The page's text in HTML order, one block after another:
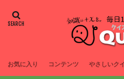
お気に入り コンテンツ やさしいク